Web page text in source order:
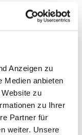
Anzeigen zu
Medien anbieten
zu
zu Ihrer
Partner für
weiter. Unsere